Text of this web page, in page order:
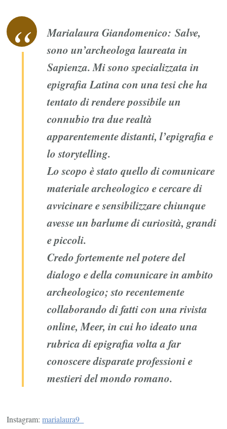
Marialaura Giandomenico:Salve,
sono un’archeologa laureata in
Sapienza. Mi sono specializzata in
epigrafia Latina con una tesi che ha
tentato di rendere possibile un
connubio tra due realtà
apparentemente distanti, l’epigrafia e
lo storytelling.
Lo scopo è stato quello di comunicare
materiale archeologico e cercare di
avvicinare e sensibilizzare chiunque
avesse un barlume di curiosità, grandi
e piccoli.
Credo fortemente nel potere del
dialogo e della comunicare in ambito
archeologico; sto recentemente
collaborando di fatti con una rivista
online, Meer, in cui ho ideato una
rubrica di epigrafia volta a far
conoscere disparate professioni e
mestieri del mondo romano.
Instagram:marialaura9_